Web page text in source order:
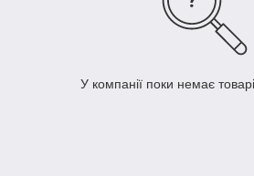
У компанії поки немає